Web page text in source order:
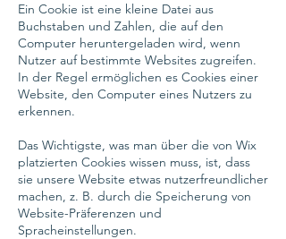
Ein Cookie ist eine kleine Datei aus
Buchstaben und Zahlen, die auf den
Computer heruntergeladen wird, wenn
Nutzer auf bestimmte Websites zugreifen.
In der Regel ermöglichen es Cookies einer
Website, den Computer eines Nutzers zu
erkennen.
Das Wichtigste, was man über die von Wix
platzierten Cookies wissen muss, ist, dass
sie unsere Website etwas nutzerfreundlicher
machen, z. B. durch die Speicherung von
Website-Präferenzen und
Spracheinstellungen.